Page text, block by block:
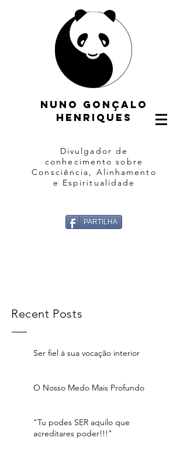
Nuno gonçalo
henriques
Divulgador de
conhecimento sobre
Consciência, Alinhamento
e Espiritualidade
PARTILHA
Recent Posts
Ser fiel à sua vocação interior
O Nosso Medo Mais Profundo
"Tu podes SER aquilo que
acreditares poder!!!"